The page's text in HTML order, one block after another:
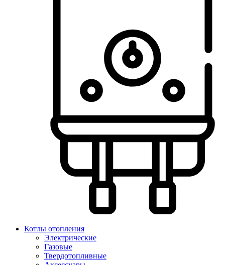
Котлы отопления
Электрические
Газовые
Твердотопливные